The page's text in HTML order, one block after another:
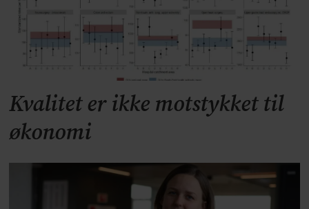
Kvalitet er ikke motstykket til
økonomi